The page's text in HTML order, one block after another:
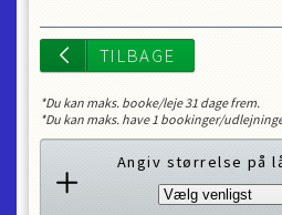
*Du kan maks. booke/leje31 dage frem.
*Du kan maks. have1 bookinger/
Angiv størrelse på